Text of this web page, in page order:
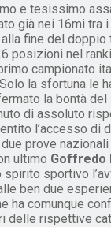
e tesissimo
già nei 16mi tra
fine del
posizioni nel
campionato
la sfortuna le
la bontà
di assoluto
l’accesso di
prove nazionali
ultimo Goffredo
sportivo
ben due
ha comunque
delle rispettive